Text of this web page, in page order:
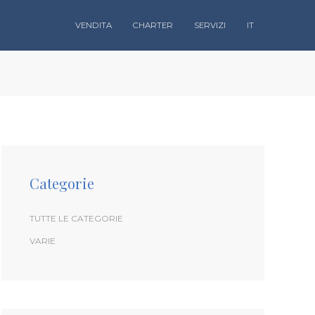
VENDITA CHARTER SERVIZI IT
Categorie
TUTTE LE CATEGORIE
VARIE